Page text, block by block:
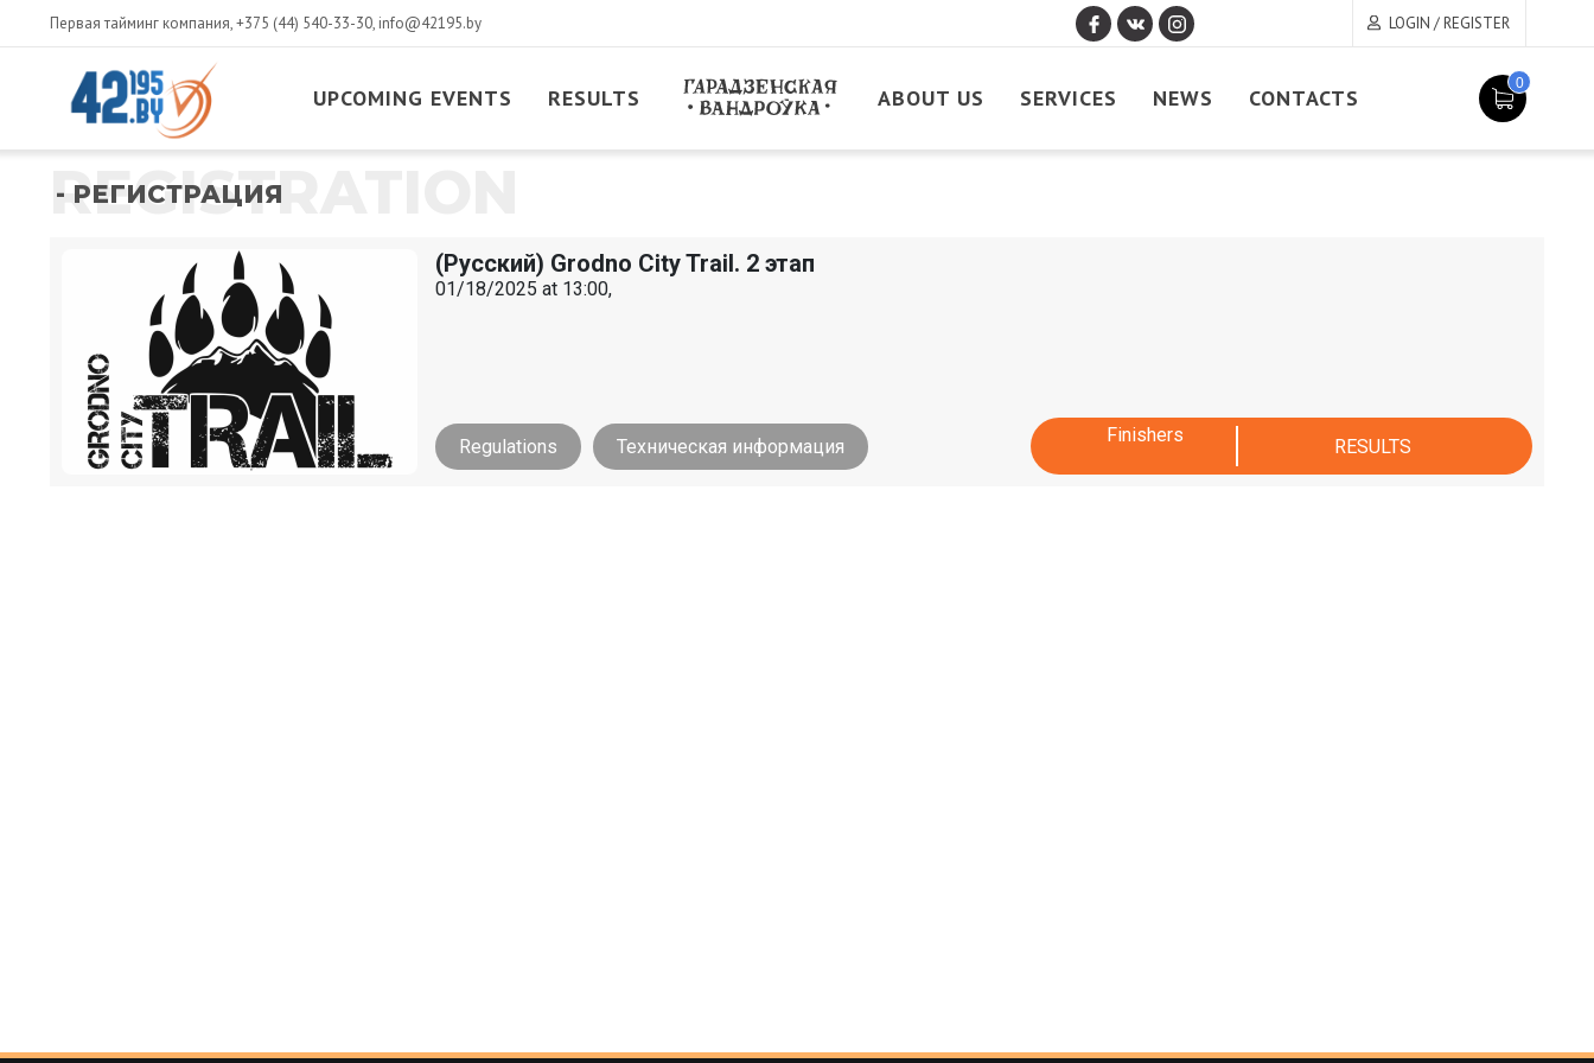
Первая тайминг компания,+375 (44) 540-33-30, info@42195.by LOGIN / REGISTER
UPCOMING EVENTS RESULTS ABOUT US SERVICES NEWS CONTACTS
0
REGISTRATION
- РЕГИСТРАЦИЯ
(Русский) Grodno City Trail. 2 этап
01/18/2025 at 13:00,
Regulations Техническая информация Finishers RESULTS